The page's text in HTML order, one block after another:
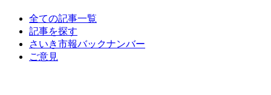
全ての記事一覧
記事を探す
さいき市報バックナンバー
ご意見